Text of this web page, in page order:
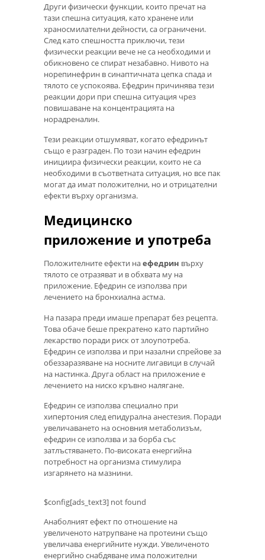
Други физически функции, които пречат на
тази спешна ситуация, като хранене или
храносмилателни дейности, са ограничени.
След като спешността приключи, тези
физически реакции вече не са необходими и
обикновено се спират незабавно. Нивото на
норепинефрин в синаптичната цепка спада и
тялото се успокоява. Ефедрин причинява тези
реакции дори при спешна ситуация чрез
повишаване на концентрацията на
норадреналин.
Тези реакции отшумяват, когато ефедринът
също е разграден. По този начин ефедрин
инициира физически реакции, които не са
необходими в съответната ситуация, но все пак
могат да имат положителни, но и отрицателни
ефекти върху организма.
Медицинско
приложение и употреба
Положителните ефекти наефедрин върху
тялото се отразяват и в обхвата му на
приложение. Ефедрин се използва при
лечението на бронхиална астма.
На пазара преди имаше препарат без рецепта.
Това обаче беше прекратено като партийно
лекарство поради риск от злоупотреба.
Ефедрин се използва и при назални спрейове за
обеззаразяване на носните лигавици в случай
на настинка. Друга област на приложение е
лечението на ниско кръвно налягане.
Ефедрин се използва специално при
хипертония след епидурална анестезия. Поради
увеличаването на основния метаболизъм,
ефедрин се използва и за борба със
затлъстяването. По-високата енергийна
потребност на организма стимулира
изгарянето на мазнини.
$config[ads_text3] not found
Анаболният ефект по отношение на
увеличеното натрупване на протеини също
увеличава енергийните нужди. Увеличеното
енергийно снабдяване има положителни